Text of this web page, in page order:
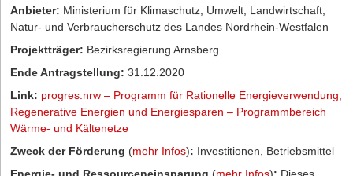
Anbieter: Ministerium für Klimaschutz, Umwelt, Landwirtschaft,
Natur- und Verbraucherschutz des Landes Nordrhein-Westfalen
Projektträger: Bezirksregierung Arnsberg
Ende Antragstellung: 31.12.2020
Link: progres.nrw – Programm für Rationelle Energieverwendung,
Regenerative Energien und Energiesparen – Programmbereich
Wärme- und Kältenetze
Zweck der Förderung (mehr Infos): Investitionen, Betriebsmittel